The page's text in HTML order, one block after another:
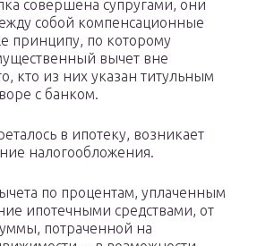
совершена супругами, они
собой компенсационные
принципу, по которому
вычет вне
кто из них указан титульным
с банком.
в ипотеку, возникает
налогообложения.
по процентам, уплаченным
ипотечными средствами, от
потраченной на